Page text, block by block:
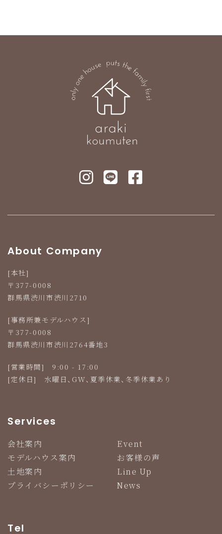
〒377-0008
群馬県渋川市渋川2710
Tel 0279-24-1181
About Company
[本社]
〒377-0008
群馬県渋川市渋川2710
[事務所兼モデルハウス]
〒377-0008
群馬県渋川市渋川2764番地3
[営業時間] 9:00 - 17:00
[定休日] 水曜日、GW、夏季休業、冬季休業あり
Services
会社案内
Event
モデルハウス案内
お客様の声
土地案内
Line Up
プライバシーポリシー
News
Tel